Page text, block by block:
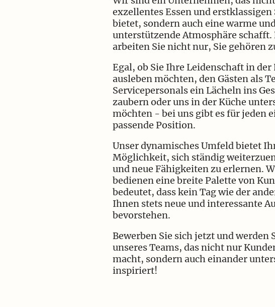
exzellentes Essen und erstklassigen
bietet, sondern auch eine warme
unterstützende Atmosphäre schafft.
arbeiten Sie nicht nur, Sie gehören
Egal, ob Sie Ihre Leidenschaft in der
ausleben möchten, den Gästen als
Servicepersonals ein Lächeln ins
zaubern oder uns in der Küche
möchten - bei uns gibt es für jeden
passende Position.
Unser dynamisches Umfeld bietet
Möglichkeit, sich ständig
und neue Fähigkeiten zu erlernen.
bedienen eine breite Palette von
bedeutet, dass kein Tag wie der
Ihnen stets neue und interessante
bevorstehen.
Bewerben Sie sich jetzt und werden
unseres Teams, das nicht nur
macht, sondern auch einander
inspiriert!